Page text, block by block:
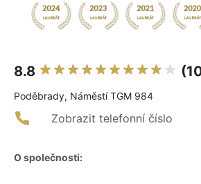
8.8
Poděbrady, Náměstí TGM 984
Zobrazit telefonní číslo
O společnosti: